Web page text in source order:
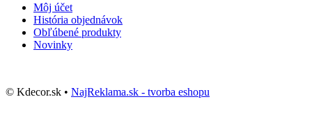
Môj účet
História objednávok
Obľúbené produkty
Novinky
© Kdecor.sk • NajReklama.sk - tvorba eshopu